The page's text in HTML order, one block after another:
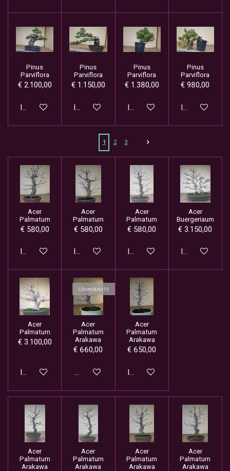
Pinus
Parviflora
€ 2.100,00
In winkelwagen
Pinus
Parviflora
€ 1.150,00
In winkelwagen
Pinus
Parviflora
€ 1.380,00
In winkelwagen
Pinus
Parviflora
€ 980,00
In
1 2 3
Acer
Palmatum
€ 580,00
In winkelwagen
Acer
Palmatum
€ 580,00
In winkelwagen
Acer
Palmatum
€ 580,00
In winkelwagen
Acer
Buergeriaum
€ 3.150,00
In
Acer
Palmatum
€ 3.100,00
In winkelwagen
Uitverkocht
Acer
Palmatum
Arakawa
€ 660,00
Houd mij op de hoogte
Acer
Palmatum
Arakawa
€ 650,00
In winkelwagen
Acer
Palmatum
Arakawa
Acer
Palmatum
Arakawa
Acer
Palmatum
Arakawa
Acer
Palmatum
Arakawa